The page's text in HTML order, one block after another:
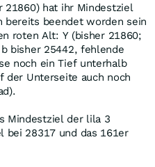
21860) hat ihr Mindestziel
bereits beendet worden sein
roten Alt: Y (bisher 21860;
bisher 25442, fehlende
noch ein Tief unterhalb
der Unterseite auch noch
Mindestziel der lila 3
bei 28317 und das 161er